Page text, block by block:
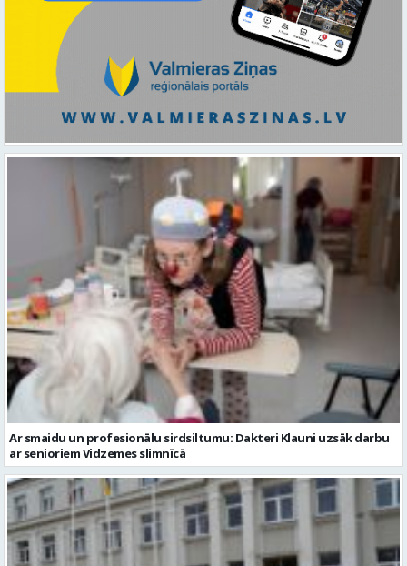
Ar smaidu un profesionālu sirdsiltumu: Dakteri Klauni uzsāk darbu
ar senioriem Vidzemes slimnīcā